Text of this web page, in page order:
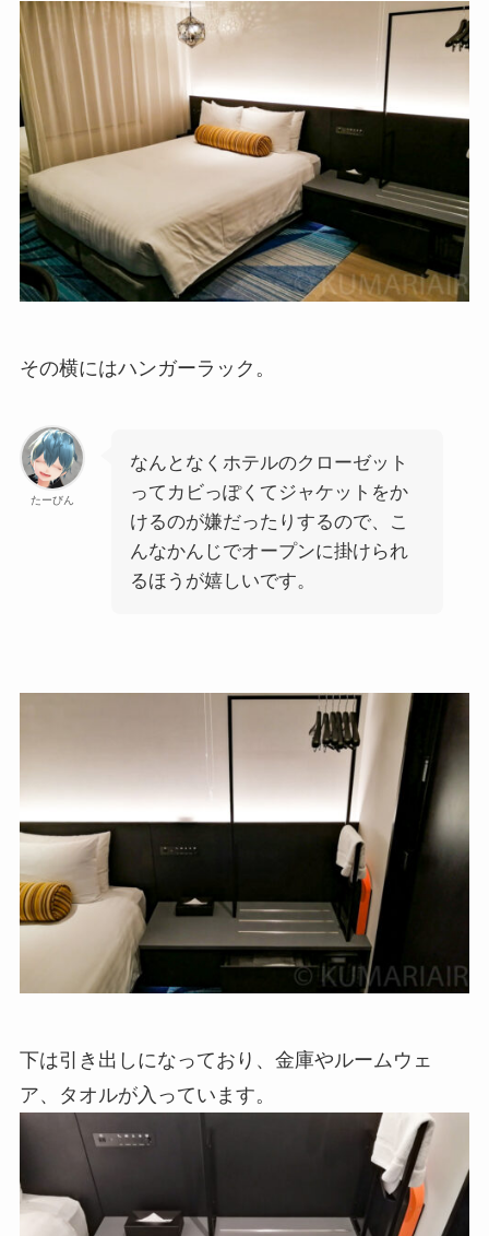
その横にはハンガーラック。
たーびん
なんとなくホテルのクローゼット
ってカビっぽくてジャケットをか
けるのが嫌だったりするので、こ
んなかんじでオープンに掛けられ
るほうが嬉しいです。
下は引き出しになっており、金庫やルームウェ
ア、タオルが入っています。